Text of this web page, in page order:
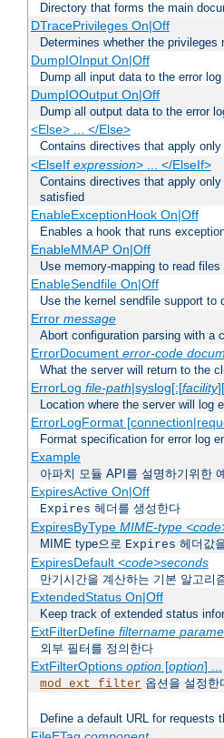
Directory that forms the main
DTracePrivileges On|Off
Determines whether the privileges
DumpIOInput On|Off
Dump all input data to the error log
DumpIOOutput On|Off
Dump all output data to the error
<Else> ... </Else>
Contains directives that apply
<ElseIf expression> ... </ElseIf>
Contains directives that apply
satisfied
EnableExceptionHook On|Off
Enables a hook that runs
EnableMMAP On|Off
Use memory-mapping to read
EnableSendfile On|Off
Use the kernel sendfile support to
Error message
Abort configuration parsing with a
ErrorDocument error-code
What the server will return to the
ErrorLog file-path|syslog[:[facility
Location where the server will log
ErrorLogFormat
Format specification for error log
Example
아파치 모듈 API를 설명하기위한
ExpiresActive On|Off
Expires 헤더를 생성한다
ExpiresByType MIME-type
MIME type으로 Expires 헤더값
ExpiresDefault <code>seconds
만기시간을 계산하는 기본 알고리
ExtendedStatus On|Off
Keep track of extended status
ExtFilterDefine filtername
외부 필터를 정의한다
ExtFilterOptions option[option] ...
mod_ext_filter 옵션을 설정한
Define a default URL for requests